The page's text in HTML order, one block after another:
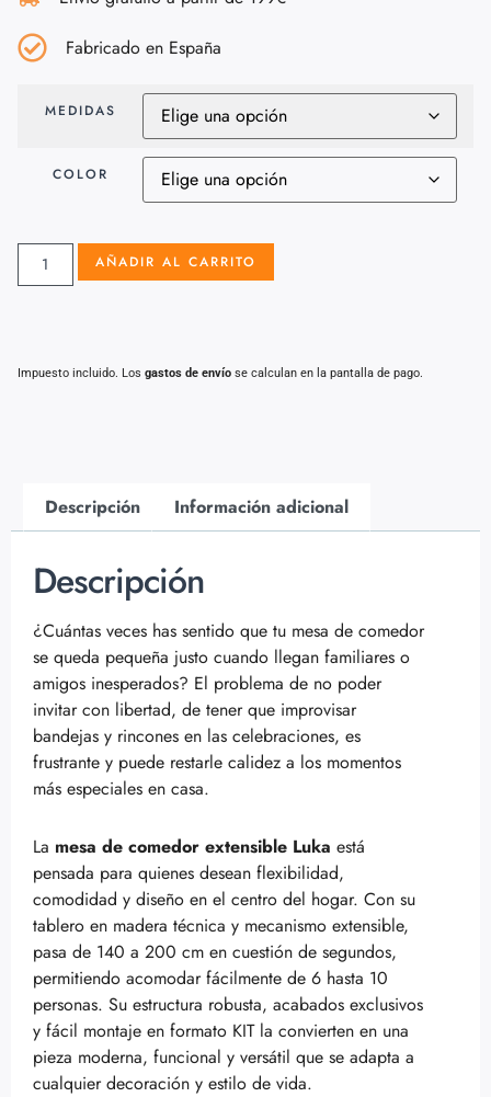
Fabricado en España
MEDIDAS
COLOR
AÑADIR AL CARRITO
Impuesto incluido. Los gastos de envío se calculan en la pantalla de pago.
Descripción Información adicional
Descripción
¿Cuántas veces has sentido que tu mesa de comedor
se queda pequeña justo cuando llegan familiares o
amigos inesperados? El problema de no poder
invitar con libertad, de tener que improvisar
bandejas y rincones en las celebraciones, es
frustrante y puede restarle calidez a los momentos
más especiales en casa.
La mesa de comedor extensible Luka está
pensada para quienes desean flexibilidad,
comodidad y diseño en el centro del hogar. Con su
tablero en madera técnica y mecanismo extensible,
pasa de 140 a 200 cm en cuestión de segundos,
permitiendo acomodar fácilmente de 6 hasta 10
personas. Su estructura robusta, acabados exclusivos
y fácil montaje en formato KIT la convierten en una
pieza moderna, funcional y versátil que se adapta a
cualquier decoración y estilo de vida.